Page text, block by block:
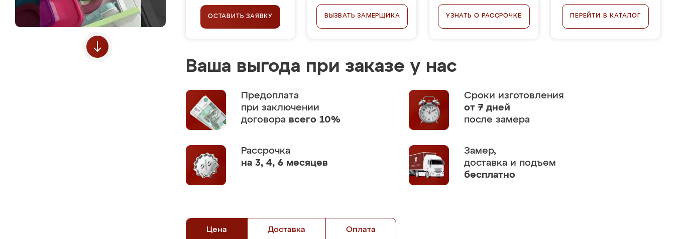
ОСТАВИТЬ ЗАЯВКУ ВЫЗВАТЬ ЗАМЕРЩИКА УЗНАТЬ О РАССРОЧКЕ ПЕРЕЙТИ В КАТАЛОГ
Ваша выгода при заказе у нас
Предоплата
при заключении
договора всего 10%
Сроки изготовления
от 7 дней
после замера
Рассрочка
на 3, 4, 6 месяцев
Замер,
доставка и подъем
бесплатно
Цена Доставка Оплата